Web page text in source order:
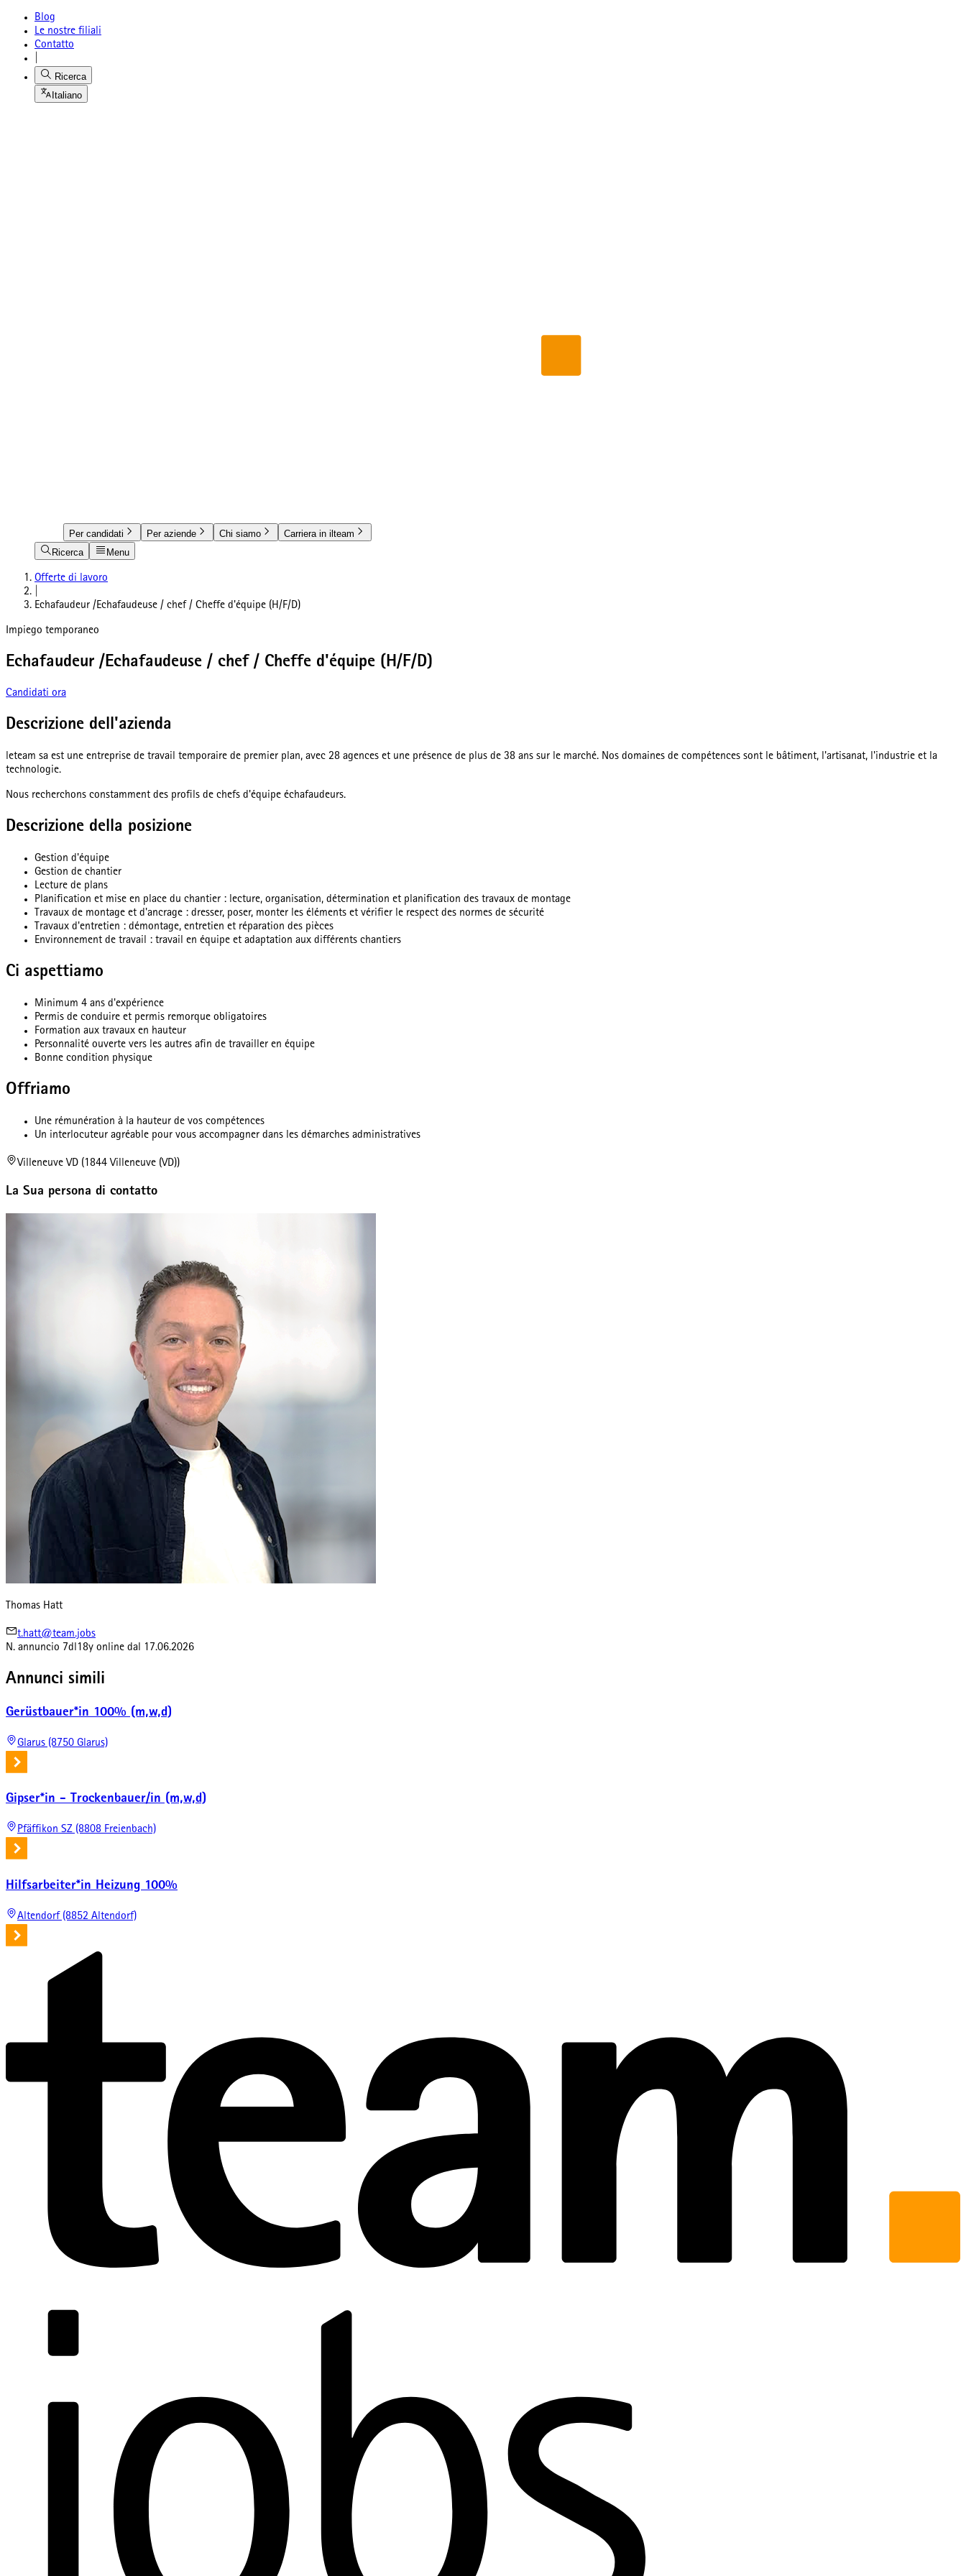
Blog
Le nostre filiali
Contatto
Ricerca
Italiano
Per candidati Per aziende Chi siamo
Carriera in ilteam
Ricerca
Menu
Offerte di lavoro
Echafaudeur /Echafaudeuse / chef / Cheffe d'équipe (H/F/D)
Impiego temporaneo
Echafaudeur /Echafaudeuse / chef / Cheffe d'équipe (H/F/D)
Candidati ora
Descrizione dell'azienda
leteam sa est une entreprise de travail temporaire de premier plan, avec 28 agences et une présence de plus de 38 ans sur le marché. Nos domaines de compétences sont le bâtiment, l'artisanat, l'industrie et la
technologie.
Nous recherchons constamment des profils de chefs d'équipe échafaudeurs.
Descrizione della posizione
Gestion d'équipe
Gestion de chantier
Lecture de plans
Planification et mise en place du chantier : lecture, organisation, détermination et planification des travaux de montage
Travaux de montage et d'ancrage : dresser, poser, monter les éléments et vérifier le respect des normes de sécurité
Travaux d'entretien : démontage, entretien et réparation des pièces
Environnement de travail : travail en équipe et adaptation aux différents chantiers
Ci aspettiamo
Minimum 4 ans d'expérience
Permis de conduire et permis remorque obligatoires
Formation aux travaux en hauteur
Personnalité ouverte vers les autres afin de travailler en équipe
Bonne condition physique
Offriamo
Une rémunération à la hauteur de vos compétences
Un interlocuteur agréable pour vous accompagner dans les démarches administratives
Villeneuve VD (1844 Villeneuve (VD))
La Sua persona di contatto
Thomas Hatt
t.hatt@team.jobs
N. annuncio 7dl18y online dal 17.06.2026
Annunci simili
Gerüstbauer*in 100% (m,w,d)
Glarus (8750 Glarus)
Gipser*in - Trockenbauer/in (m,w,d)
Pfäffikon SZ (8808 Freienbach)
Hilfsarbeiter*in Heizung 100%
Altendorf (8852 Altendorf)